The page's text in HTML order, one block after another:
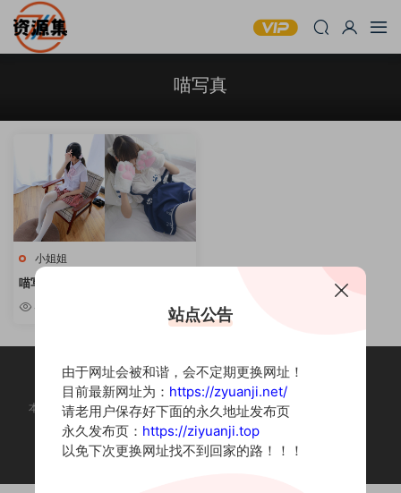
喵写真
小姐姐
喵写真 – 43套萝莉风写真合集
[持续更新]
4.43k
本站为摄影写真图片网站，内容来自网络收集整理，仅作个人学习使用。
如有违法内容请联系删除
Copyright © 2022 资源集
站点公告
由于网址会被和谐，会不定期更换网址！
目前最新网址为： https://zyuanji.net/
请老用户保存好下面的永久地址发布页
永久发布页： https://ziyuanji.top
以免下次更换网址找不到回家的路！！！